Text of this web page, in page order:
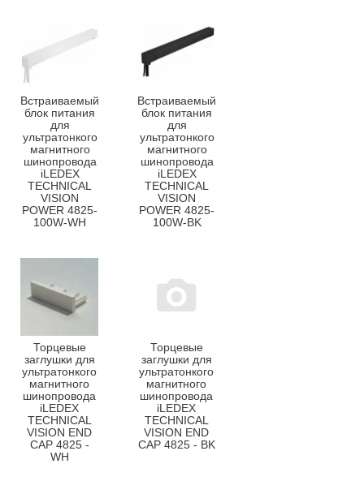
Встраиваемый
блок питания
для
ультратонкого
магнитного
шинопровода
iLEDEX
TECHNICAL
VISION
POWER 4825-
100W-WH
Встраиваемый
блок питания
для
ультратонкого
магнитного
шинопровода
iLEDEX
TECHNICAL
VISION
POWER 4825-
100W-BK
Торцевые
заглушки для
ультратонкого
магнитного
шинопровода
iLEDEX
TECHNICAL
VISION END
CAP 4825 -
WH
Торцевые
заглушки для
ультратонкого
магнитного
шинопровода
iLEDEX
TECHNICAL
VISION END
CAP 4825 - BK